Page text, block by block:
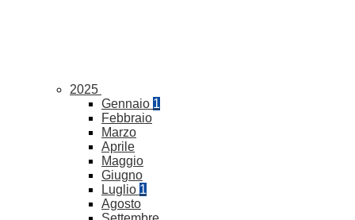
2025
Gennaio 1
Febbraio
Marzo
Aprile
Maggio
Giugno
Luglio 1
Agosto